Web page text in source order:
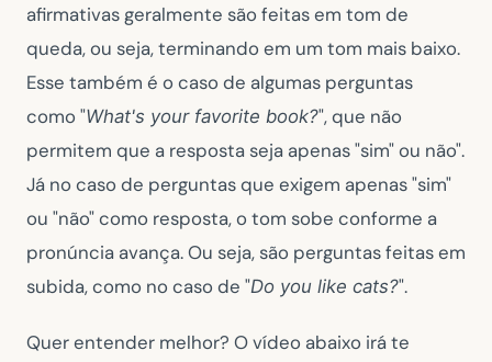
afirmativas geralmente são feitas em tom de
queda, ou seja, terminando em um tom mais baixo.
Esse também é o caso de algumas perguntas
como "What's your favorite book?", que não
permitem que a resposta seja apenas "sim" ou não".
Já no caso de perguntas que exigem apenas "sim"
ou "não" como resposta, o tom sobe conforme a
pronúncia avança. Ou seja, são perguntas feitas em
subida, como no caso de "Do you like cats?".
Quer entender melhor? O vídeo abaixo irá te